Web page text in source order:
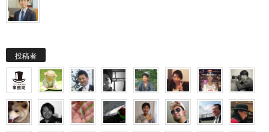
投稿者